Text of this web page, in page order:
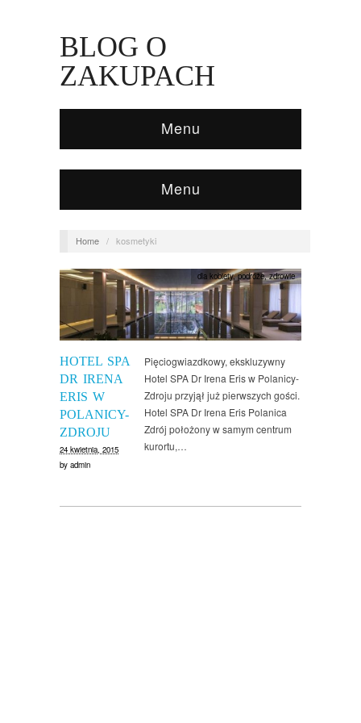
BLOG O
ZAKUPACH
Menu
Menu
Home / kosmetyki
HOTEL SPA
DR IRENA
ERIS W
POLANICY-
ZDROJU
24 kwietnia, 2015
by admin
dla kobiety,podróże,zdrowie
Pięciogwiazdkowy, ekskluzywny
Hotel SPA Dr Irena Eris w Polanicy-
Zdroju przyjął już pierwszych gości.
Hotel SPA Dr Irena Eris Polanica
Zdrój położony w samym centrum
kurortu,…